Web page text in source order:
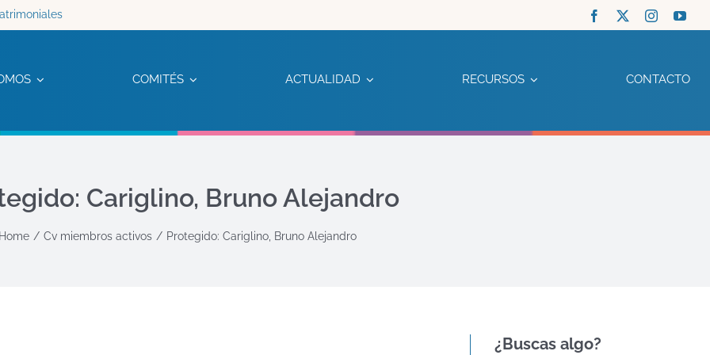
COMITÉS ACTUALIDAD RECURSOS CONTACTO
Cariglino, Bruno Alejandro
Home Cv miembros activos Protegido: Cariglino, Bruno Alejandro
¿Buscas algo?